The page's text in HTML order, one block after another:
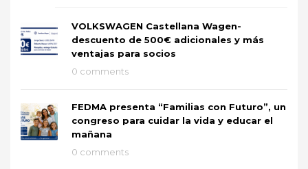
VOLKSWAGEN Castellana Wagen-
descuento de 500€ adicionales y más
ventajas para socios
0 comments
FEDMA presenta “Familias con Futuro”, un
congreso para cuidar la vida y educar el
mañana
0 comments